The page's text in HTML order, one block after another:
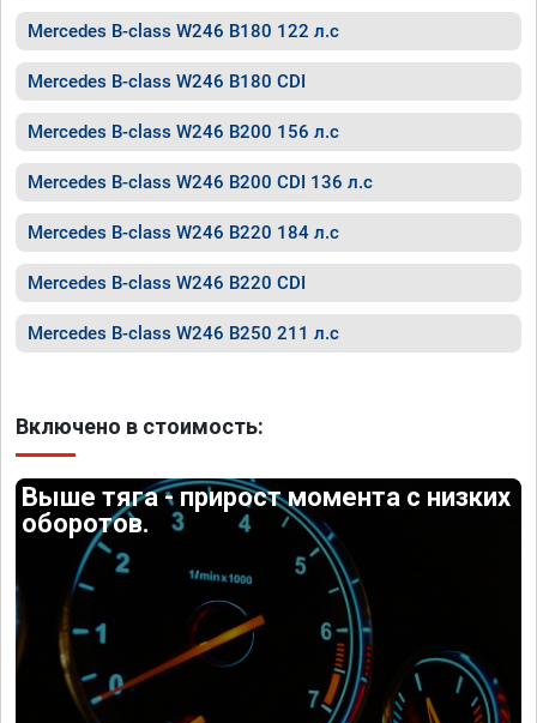
Mercedes B-class W246 B180 122 л.с
Mercedes B-class W246 B180 CDI
Mercedes B-class W246 B200 156 л.с
Mercedes B-class W246 B200 CDI 136 л.с
Mercedes B-class W246 B220 184 л.с
Mercedes B-class W246 B220 CDI
Mercedes B-class W246 B250 211 л.с
Включено в стоимость:
Выше тяга - прирост момента с низких
оборотов.